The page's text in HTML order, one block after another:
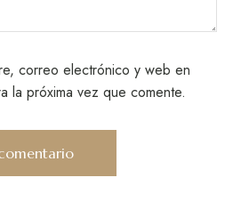
correo electrónico y web en
la próxima vez que comente.